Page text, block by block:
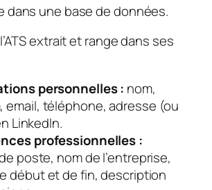
dans une base de données.
extrait et range dans ses
personnelles : nom,
email, téléphone, adresse (ou
LinkedIn.
professionnelles :
poste, nom de l’entreprise,
début et de fin, description